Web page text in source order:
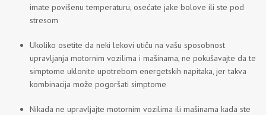
imate povišenu temperaturu, osećate jake bolove ili ste pod
stresom
Ukoliko osetite da neki lekovi utiču na vašu sposobnost
upravljanja motornim vozilima i mašinama, ne pokušavajte da te
simptome uklonite upotrebom energetskih napitaka, jer takva
kombinacija može pogoršati simptome
Nikada ne upravljajte motornim vozilima ili mašinama kada ste